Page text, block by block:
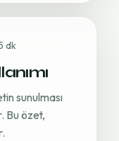
dk
sunulması
Bu özet,